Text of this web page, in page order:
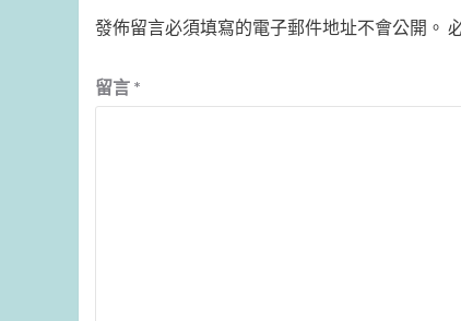
發佈留言必須填寫的電子郵件地址不會公開。
留言 *